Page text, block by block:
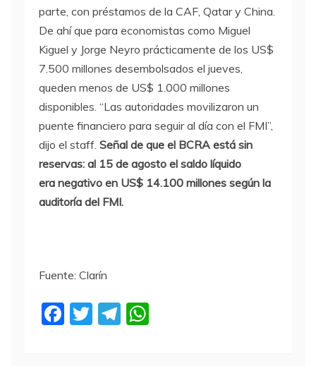
parte, con préstamos de la CAF, Qatar y China.
De ahí que para economistas como Miguel
Kiguel y Jorge Neyro prácticamente de los US$
7.500 millones desembolsados el jueves,
queden menos de US$ 1.000 millones
disponibles. “Las autoridades movilizaron un
puente financiero para seguir al día con el FMI”,
dijo el staff. Señal de que el BCRA está sin
reservas: al 15 de agosto el saldo líquido
era negativo en US$ 14.100 millones según la
auditoría del FMI.
Fuente: Clarín
F
T
T